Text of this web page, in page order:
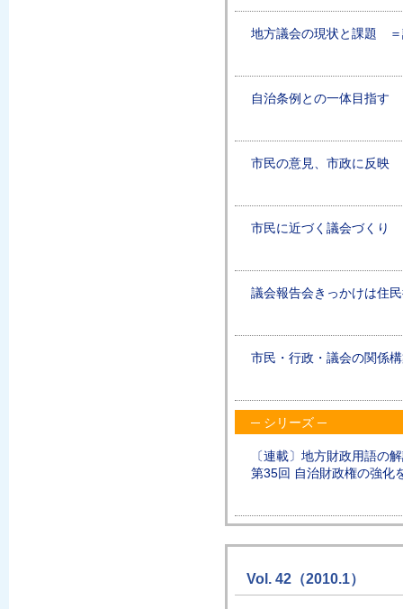
地方議会の現状と課題 ＝
自治条例との一体目指す
市民の意見、市政に反映
市民に近づく議会づくり
議会報告会きっかけは住
市民・行政・議会の関係
─ シリーズ ─
〔連載〕地方財政用語の
第35回 自治財政権の強
Vol. 42（2010.1）